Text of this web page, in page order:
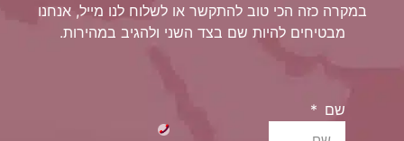
במקרה כזה הכי טוב להתקשר או לשלוח לנו מייל, אנחנו
מבטיחים להיות שם בצד השני ולהגיב במהירות.
שם